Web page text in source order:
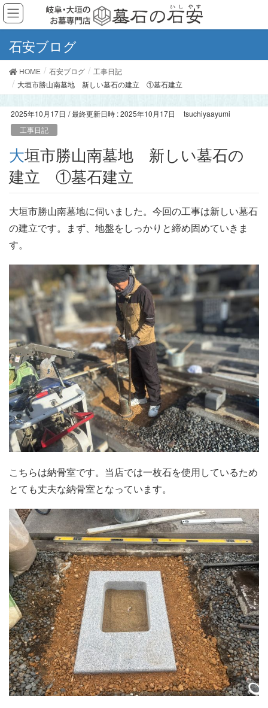
石安ブログ
HOME 石安ブログ
工事日記
大垣市勝山南墓地 新しい墓石の建立 ①墓石建立
2025年10月17日 / 最終更新日時 :2025年10月17日
tsuchiyaayumi
工事日記
大垣市勝山南墓地 新しい墓石の
建立 ①墓石建立
大垣市勝山南墓地に伺いました。今回の工事は新しい墓石
の建立です。まず、地盤をしっかりと締め固めていきま
す。
こちらは納骨室です。当店では一枚石を使用しているため
とても丈夫な納骨室となっています。